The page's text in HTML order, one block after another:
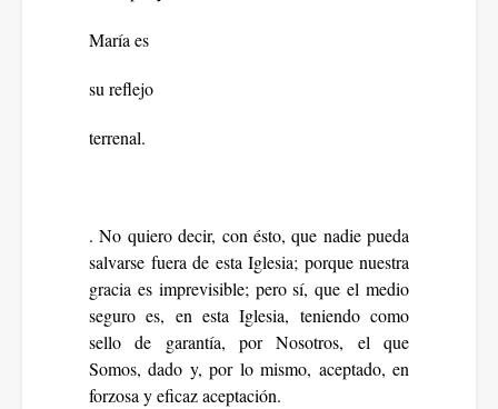
María es
su reflejo
terrenal.
. No quiero decir, con ésto, que nadie pueda
salvarse fuera de esta Iglesia; porque nuestra
gracia es imprevisible; pero sí, que el medio
seguro es, en esta Iglesia, teniendo como
sello de garantía, por Nosotros, el que
Somos, dado y, por lo mismo, aceptado, en
forzosa y eficaz aceptación.